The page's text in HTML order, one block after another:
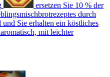
ersetzen Sie 10 % der
durch
und Sie erhalten ein köstliches
mit leichter